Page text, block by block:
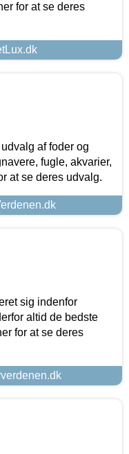
for at se deres
af foder og
fugle, akvarier,
at se deres udvalg.
sig indenfor
altid de bedste
for at se deres